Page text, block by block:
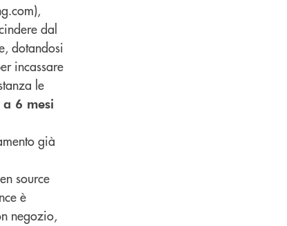
dal
dotandosi
incassare
le
6 mesi
già
source
è
negozio,